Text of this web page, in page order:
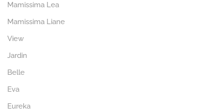
Mamissima Lea
Mamissima Liane
View
Jardin
Belle
Eva
Eureka